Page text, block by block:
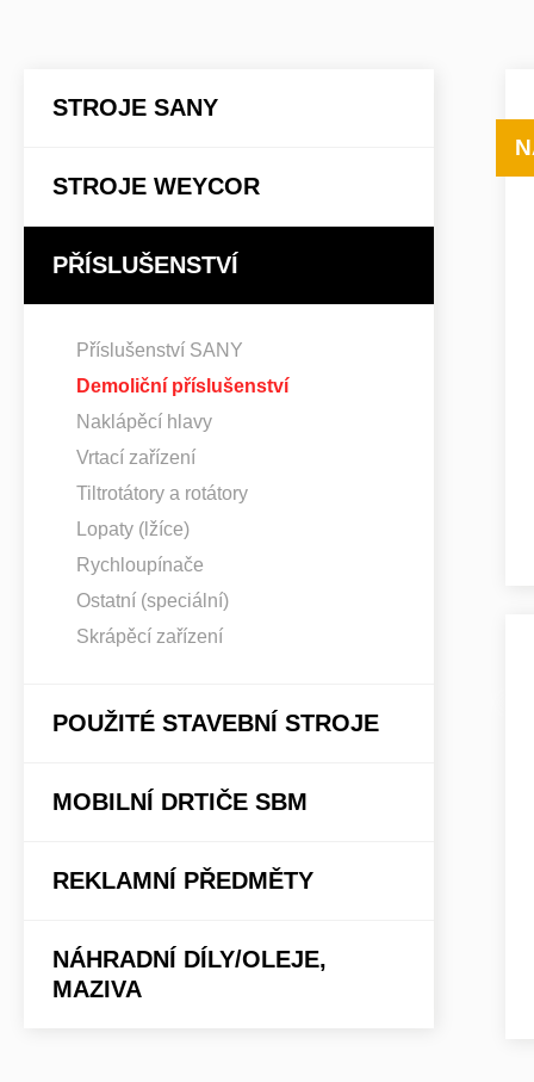
STROJE SANY
STROJE WEYCOR
PŘÍSLUŠENSTVÍ
Příslušenství SANY
Demoliční příslušenství
Naklápěcí hlavy
Vrtací zařízení
Tiltrotátory a rotátory
Lopaty (lžíce)
Rychloupínače
Ostatní (speciální)
Skrápěcí zařízení
POUŽITÉ STAVEBNÍ STROJE
MOBILNÍ DRTIČE SBM
REKLAMNÍ PŘEDMĚTY
NÁHRADNÍ DÍLY/OLEJE,
MAZIVA